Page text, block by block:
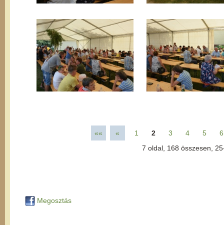
«« « 1 2 3 4 5
6
7 oldal, 168 összesen,
Megosztás